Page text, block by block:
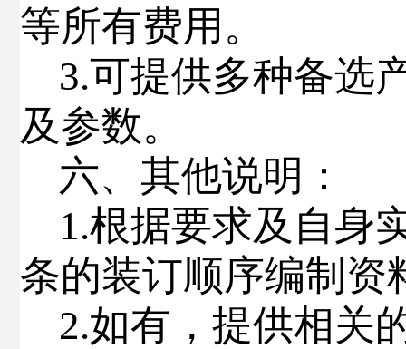
等所有费用。
3.可提供多种备选
及参数。
六、其他说明：
1.根据要求及自身
条的装订顺序编制 资
2.如有，提供相关